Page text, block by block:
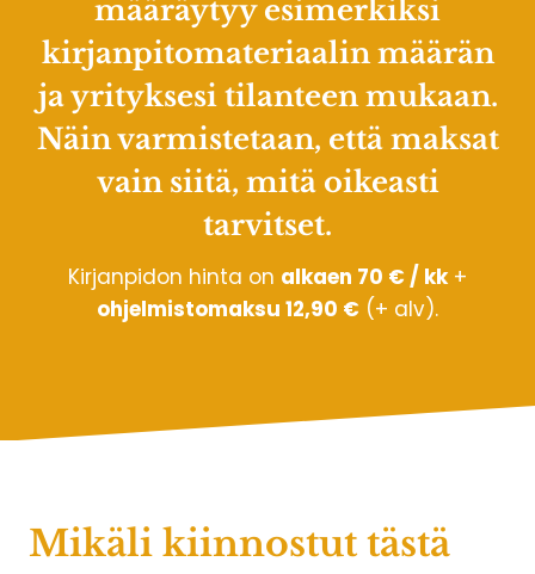
määräytyy esimerkiksi
kirjanpitomateriaalin määrän
ja yrityksesi tilanteen mukaan.
Näin varmistetaan, että maksat
vain siitä, mitä oikeasti
tarvitset.
Kirjanpidon hinta on alkaen 70 € / kk+
ohjelmistomaksu 12,90 € (+ alv).
Mikäli kiinnostut tästä